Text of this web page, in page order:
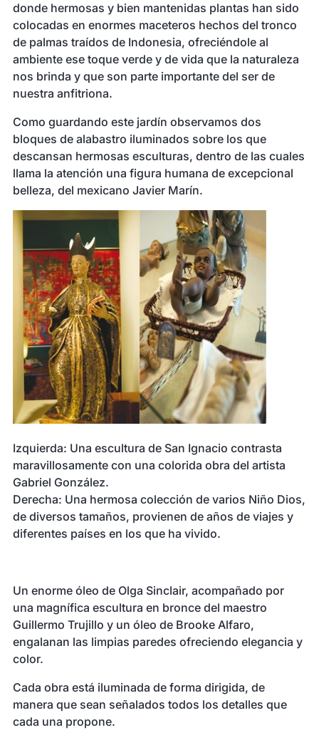
donde hermosas y bien mantenidas plantas han sido
colocadas en enormes maceteros hechos del tronco
de palmas traídos de Indonesia, ofreciéndole al
ambiente ese toque verde y de vida que la naturaleza
nos brinda y que son parte importante del ser de
nuestra anfitriona.
Como guardando este jardín observamos dos
bloques de alabastro iluminados sobre los que
descansan hermosas esculturas, dentro de las cuales
llama la atención una figura humana de excepcional
belleza, del mexicano Javier Marín.
Izquierda: Una escultura de San Ignacio contrasta
maravillosamente con una colorida obra del artista
Gabriel González.
Derecha: Una hermosa colección de varios Niño Dios,
de diversos tamaños, provienen de años de viajes y
diferentes países en los que ha vivido.
Un enorme óleo de Olga Sinclair, acompañado por
una magnífica escultura en bronce del maestro
Guillermo Trujillo y un óleo de Brooke Alfaro,
engalanan las limpias paredes ofreciendo elegancia y
color.
Cada obra está iluminada de forma dirigida, de
manera que sean señalados todos los detalles que
cada una propone.